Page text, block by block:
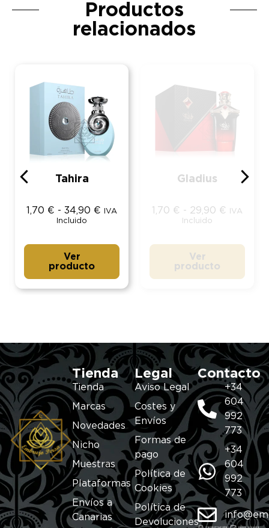
Productos
relacionados
Tahira
1,70 € - 34,90 €
IVA
Incluido
Ver
producto
Gladius
1,70 € - 29,90 €
IVA
Incluido
Ver
producto
Tienda
Tienda
Marcas
Novedades
Nicho
Muestras
Plataformas
Envíos a
Canarias
Legal
Aviso Legal
Costes y
Envíos
Formas de
pago
Política de
Cookies
Política de
Devoluciones
Contacto
+34
604
992
773
+34
604
992
773